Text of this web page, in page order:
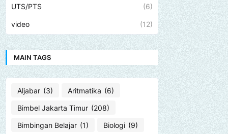
UTS/PTS (6)
video (12)
MAIN TAGS
Aljabar (3) Aritmatika (6)
Bimbel Jakarta Timur (208)
Bimbingan Belajar (1) Biologi (9)